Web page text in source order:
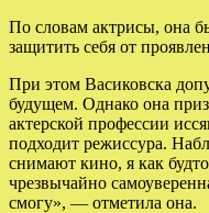
По словам актрисы, она
защитить себя от
При этом Васиковска
будущем. Однако она
актерской профессии
подходит режиссура.
снимают кино, я как
чрезвычайно
смогу», — отметила она.